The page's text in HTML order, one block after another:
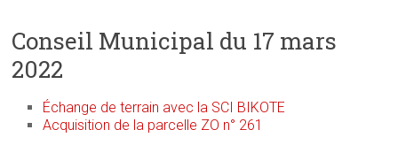
Conseil Municipal du 17 mars
2022
Échange de terrain avec la SCI BIKOTE
Acquisition de la parcelle ZO n° 261